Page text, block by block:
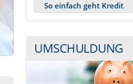
So einfach geht Kredit
UMSCHULDUNG